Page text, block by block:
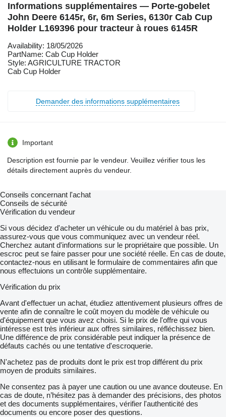
Informations supplémentaires — Porte-gobelet
John Deere 6145r, 6r, 6m Series, 6130r Cab Cup
Holder L169396 pour tracteur à roues 6145R
Availability: 18/05/2026
PartName: Cab Cup Holder
Style: AGRICULTURE TRACTOR
Cab Cup Holder
Demander des informations supplémentaires
Important
Description est fournie par le vendeur. Veuillez vérifier tous les
détails directement auprès du vendeur.
Conseils concernant l'achat
Conseils de sécurité
Vérification du vendeur
Si vous décidez d'acheter un véhicule ou du matériel à bas prix,
assurez-vous que vous communiquez avec un vendeur réel.
Cherchez autant d'informations sur le propriétaire que possible. Un
escroc peut se faire passer pour une société réelle. En cas de doute,
contactez-nous en utilisant le formulaire de commentaires afin que
nous effectuions un contrôle supplémentaire.
Vérification du prix
Avant d'effectuer un achat, étudiez attentivement plusieurs offres de
vente afin de connaître le coût moyen du modèle de véhicule ou
d'équipement que vous avez choisi. Si le prix de l'offre qui vous
intéresse est très inférieur aux offres similaires, réfléchissez bien.
Une différence de prix considérable peut indiquer la présence de
défauts cachés ou une tentative d'escroquerie.
N'achetez pas de produits dont le prix est trop différent du prix
moyen de produits similaires.
Ne consentez pas à payer une caution ou une avance douteuse. En
cas de doute, n’hésitez pas à demander des précisions, des photos
et des documents supplémentaires, vérifier l'authenticité des
documents ou encore poser des questions.